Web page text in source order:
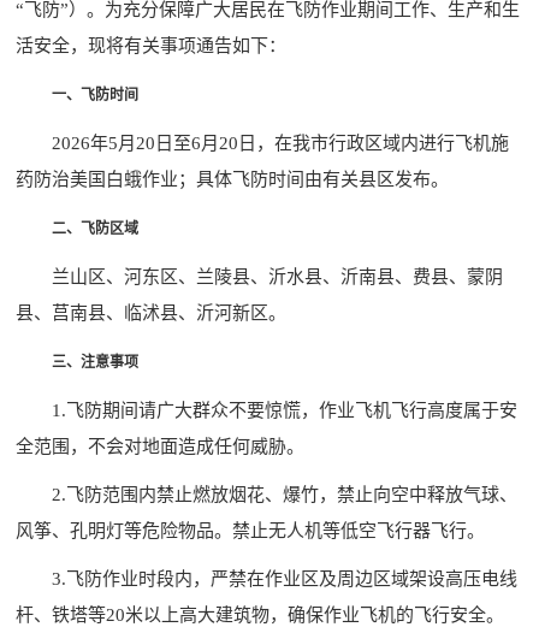
“飞防”）。为充分保障广大居民在飞防作业期间工作、生产和生
活安全，现将有关事项通告如下：
一、飞防时间
2026年5月20日至6月20日，在我市行政区域内进行飞机施
药防治美国白蛾作业；具体飞防时间由有关县区发布。
二、飞防区域
兰山区、河东区、兰陵县、沂水县、沂南县、费县、蒙阴
县、莒南县、临沭县、沂河新区。
三、注意事项
1.飞防期间请广大群众不要惊慌，作业飞机飞行高度属于安
全范围，不会对地面造成任何威胁。
2.飞防范围内禁止燃放烟花、爆竹，禁止向空中释放气球、
风筝、孔明灯等危险物品。禁止无人机等低空飞行器飞行。
3.飞防作业时段内，严禁在作业区及周边区域架设高压电线
杆、铁塔等20米以上高大建筑物，确保作业飞机的飞行安全。